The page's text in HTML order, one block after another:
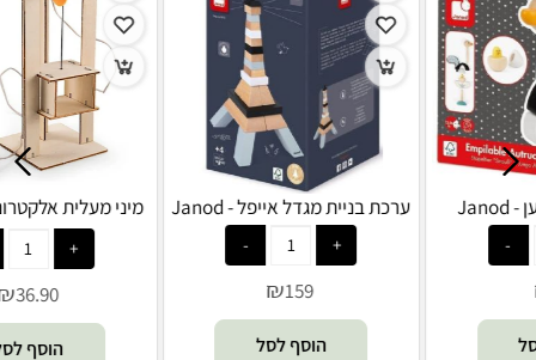
ערכת בניית מגדל אייפל - Janod משחק הרכבה יען - Janod